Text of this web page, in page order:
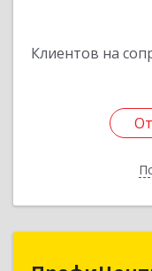
Клиентов на